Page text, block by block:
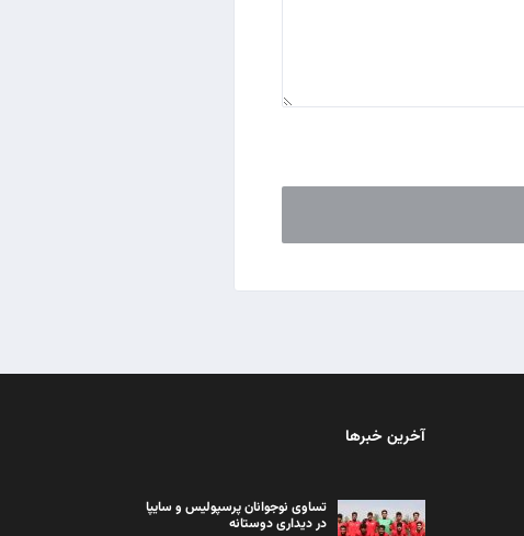
آخرین خبرها
تساوی نوجوانان پرسپولیس و سایپا
در دیداری دوستانه